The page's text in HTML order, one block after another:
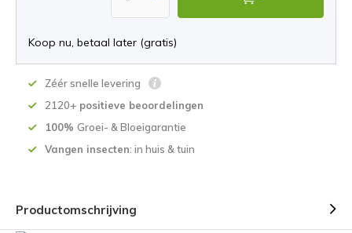
Koop nu, betaal later (gratis)
Zéér snelle levering
2120+ positieve beoordelingen
100% Groei- & Bloeigarantie
Vangen insecten: in huis & tuin
Productomschrijving